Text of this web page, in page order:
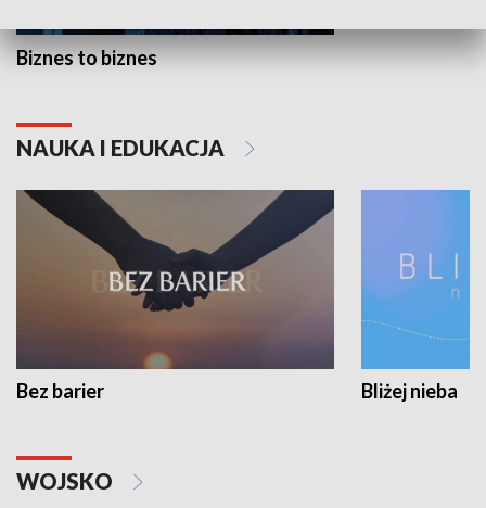
Biznes to biznes
NAUKA I EDUKACJA
Bez barier Bliżej nieba
WOJSKO